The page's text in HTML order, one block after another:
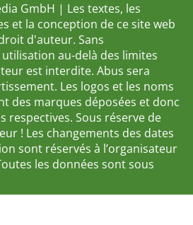
GmbH | Les textes, les
et la conception de ce site web
d'auteur. Sans
au-delà des limites
est interdite. Abus sera
Les logos et les noms
des marques déposées et donc
respectives. Sous réserve de
! Les changements des dates
sont réservés à l’organisateur
les données sont sous